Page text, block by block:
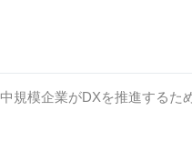
中規模企業がDXを推進するた